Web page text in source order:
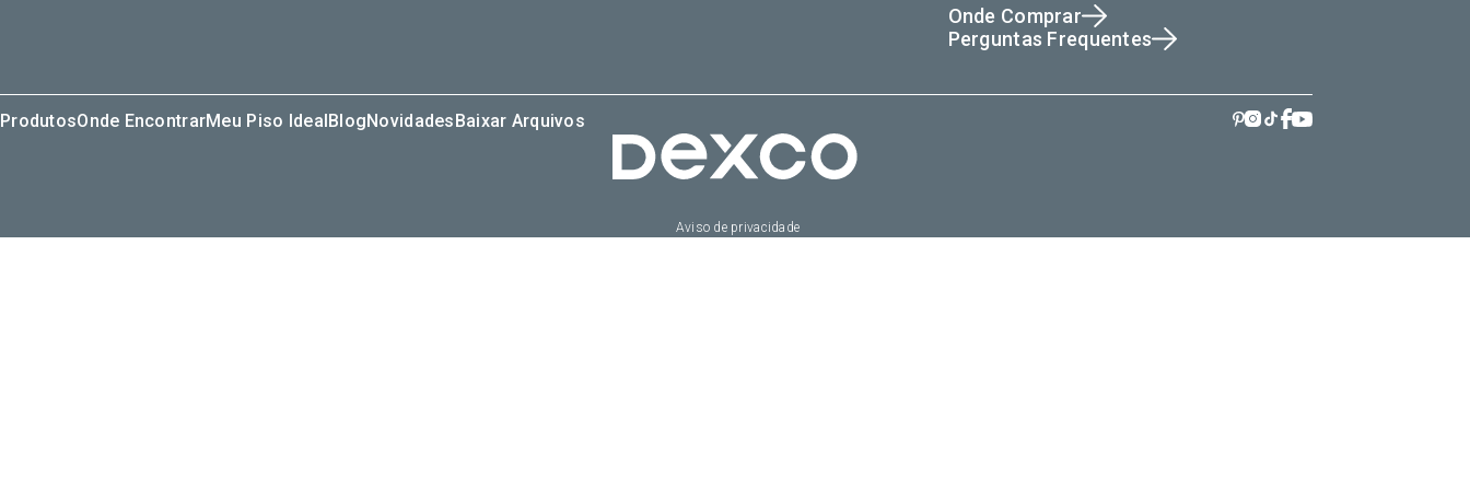
Onde Comprar
Perguntas Frequentes
ProdutosOnde EncontrarMeu Piso IdealBlogNovidadesBaixar Arquivos
Aviso de privacidade